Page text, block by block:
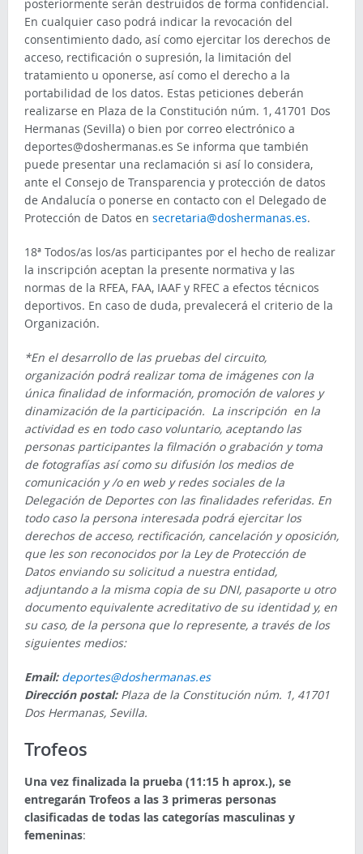
posteriormente serán destruidos de forma confidencial.
En cualquier caso podrá indicar la revocación del
consentimiento dado, así como ejercitar los derechos de
acceso, rectificación o supresión, la limitación del
tratamiento u oponerse, así como el derecho a la
portabilidad de los datos. Estas peticiones deberán
realizarse en Plaza de la Constitución núm. 1, 41701 Dos
Hermanas (Sevilla) o bien por correo electrónico a
deportes@doshermanas.es Se informa que también
puede presentar una reclamación si así lo considera,
ante el Consejo de Transparencia y protección de datos
de Andalucía o ponerse en contacto con el Delegado de
Protección de Datos en secretaria@doshermanas.es.
18ª Todos/as los/as participantes por el hecho de realizar
la inscripción aceptan la presente normativa y las
normas de la RFEA, FAA, IAAF y RFEC a efectos técnicos
deportivos. En caso de duda, prevalecerá el criterio de la
Organización.
*En el desarrollo de las pruebas del circuito,
organización podrá realizar toma de imágenes con la
única finalidad de información, promoción de valores y
dinamización de la participación. La inscripción en la
actividad es en todo caso voluntario, aceptando las
personas participantes la filmación o grabación y toma
de fotografías así como su difusión los medios de
comunicación y /o en web y redes sociales de la
Delegación de Deportes con las finalidades referidas. En
todo caso la persona interesada podrá ejercitar los
derechos de acceso, rectificación, cancelación y oposición,
que les son reconocidos por la Ley de Protección de
Datos enviando su solicitud a nuestra entidad,
adjuntando a la misma copia de su DNI, pasaporte u otro
documento equivalente acreditativo de su identidad y, en
su caso, de la persona que lo represente, a través de los
siguientes medios:
Email: deportes@doshermanas.es
Dirección postal:Plaza de la Constitución núm. 1, 41701
Dos Hermanas, Sevilla.
Trofeos
Una vez finalizada la prueba (11:15 h aprox.), se
entregarán Trofeos a las 3 primeras personas
clasificadas de todas las categorías masculinas y
femeninas: